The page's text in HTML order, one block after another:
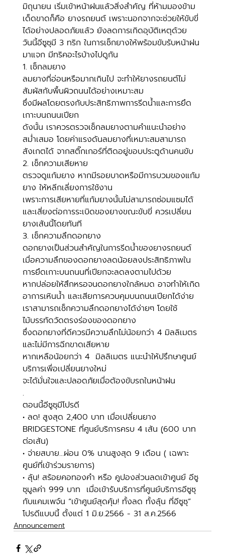
มิถุนายน เริ่มเข้าหน้าฝนแล้วสิ่งสำคัญ ที่ห้ามมองข้าม
เด็ดขาดก็คือ ยางรถยนต์ เพราะนอกจากจะช่วยให้ขับขี่
ได้อย่างปลอดภัยแล้ว ยังลดการเกิดอุบัติเหตุด้วย
วันนี้อีซูซุมี 3 ทริก ในการเช็กยางให้พร้อมขับรับหน้าฝน
มาแจก มีทริคอะไรบ้างไปดูกัน
1. เช็กลมยาง
ลมยางที่อ่อนหรือมากเกินไป จะทำให้ยางรถยนต์ไม่
สัมผัสกับพื้นผิวถนนได้อย่างเหมาะสม
ซึ่งมีผลโดยตรงกับประสิทธิภาพการรีดน้ำและการยึด
เกาะบนถนนเปียก
ดังนั้น เราควรตรวจเช็กลมยางตามคำแนะนำอย่าง
สม่ำเสมอ โดยค่าแรงดันลมยางที่เหมาะสมสามารถ
สังเกตได้ จากสติ๊กเกอร์ที่ติดอยู่ขอบประตูด้านคนขับ
2. เช็กความเสียหาย
ตรวจดูแก้มยาง หากมีรอยบาดหรือมีการบวมของแก้ม
ยาง ให้หลีกเลี่ยงการใช้งาน
เพราะการเสียหายที่แก้มยางนั้นไม่สามารถซ่อมแซมได้
และเสี่ยงต่อการระเบิดของยางขณะขับขี่ ควรเปลี่ยน
ยางเส้นนี้โดยทันที
3. เช็กความลึกดอกยาง
ดอกยางเป็นส่วนสำคัญในการรีดน้ำของยางรถยนต์
เมื่อความลึกของดอกยางลดน้อยลงประสิทธิภาพใน
การยึดเกาะบนถนนที่เปียกจะลดลงตามไปด้วย
หากปล่อยให้สึกหรอจนดอกยางใกล้หมด อาจทำให้เกิด
อาการเหินน้ำ และเสียการควบคุมบนถนนเปียกได้ง่าย
เราสามารถเช็กความลึกดอกยางได้ง่ายๆ โดยใช้
ไม้บรรทัดวัดตรงร่องของดอกยาง
ซึ่งดอกยางที่ดีควรมีความลึกไม่น้อยกว่า 4 มิลลิเมตร
และไม่มีการฉีกขาดเสียหาย
หากเหลือน้อยกว่า 4  มิลลิเมตร แนะนำให้ปรึกษาศูนย์
บริการเพื่อเปลี่ยนยางใหม่
จะได้มั่นใจและปลอดภัยเมื่อต้องขับรถในหน้าฝน
.
ตอนนี้อีซูซุมีโปรดี
• ลด! สูงสุด 2,400 บาท เมื่อเปลี่ยนยาง
BRIDGESTONE ที่ศูนย์บริการครบ 4 เส้น (ุ600 บาท
ต่อเส้น)
• จ่ายสบาย…ผ่อน 0% นานสูงสุด 9 เดือน (​ เฉพาะ
ศูนย์ที่เข้าร่วมรายการ)
• ลุ้น! สร้อยคอทองคำ หรือ คูปองส่วนลดเข้าศูนย์ อีซู
ซุมูลค่า 999 บาท  เมื่อเข้ารับบริการที่ศูนย์บริการอีซูซุ
กับแคมเพจ์น “เข้าศูนย์สุดคุ้ม! ทั้งลด ทั้งลุ้น ที่อีซูซุ”​
โปรดีแบบนี้ ตั้งแต่ 1 มิ.ย.2566 - 31 ส.ค.2566
Announcement